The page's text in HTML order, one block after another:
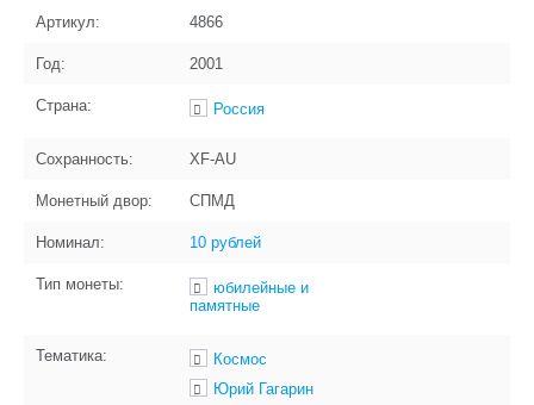
Артикул: 4866
Год: 2001
Страна: Россия
Сохранность: XF-AU
Монетный двор: СПМД
Номинал: 10 рублей
Тип монеты:
юбилейные и
памятные
Тематика:
Космос
Юрий Гагарин